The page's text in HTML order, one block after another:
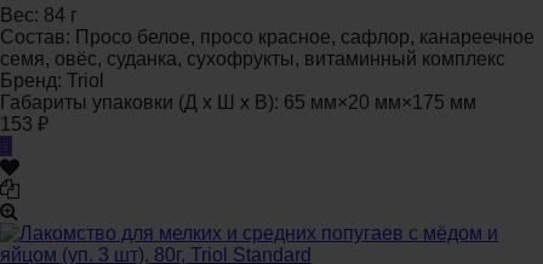
Вес: 84 г
Состав: Просо белое, просо красное, сафлор, канареечное
семя, овёс, суданка, сухофрукты, витаминный комплекс
Бренд: Triol
Габариты упаковки (Д х Ш х В): 65 мм×20 мм×175 мм
153 ₽